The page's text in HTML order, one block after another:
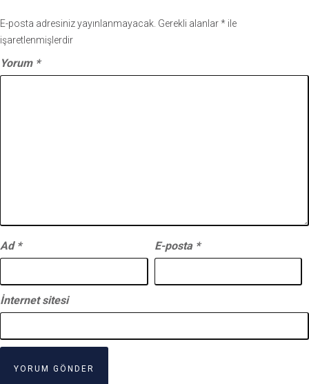
E-posta adresiniz yayınlanmayacak. Gerekli alanlar* ile
işaretlenmişlerdir
Yorum *
Ad * E-posta *
İnternet sitesi